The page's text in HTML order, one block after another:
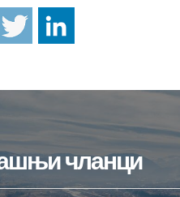
чланци